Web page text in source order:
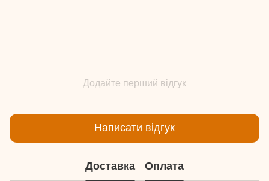
Додайте перший відгук
Написати відгук
Доставка Оплата